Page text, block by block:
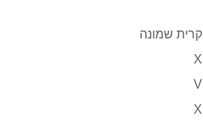
קרית שמונה
X
V
X